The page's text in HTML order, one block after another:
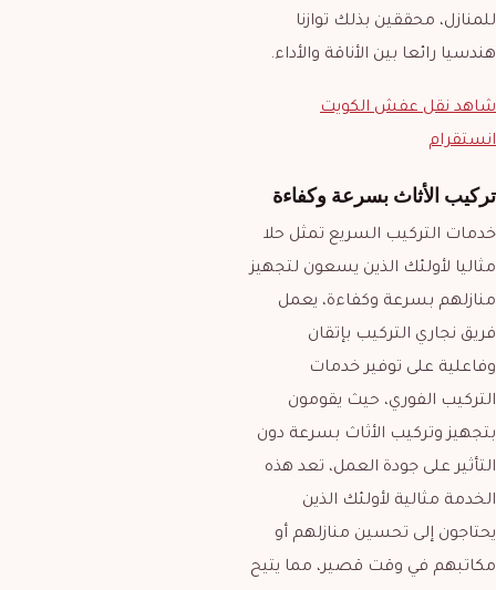
للمنازل، محققين بذلك توازنا
هندسيا رائعا بين الأناقة والأداء.
شاهد نقل عفش الكويت
انستقرام
تركيب الأثاث بسرعة وكفاءة
خدمات التركيب السريع تمثل حلا
مثاليا لأولئك الذين يسعون لتجهيز
منازلهم بسرعة وكفاءة، يعمل
فريق نجاري التركيب بإتقان
وفاعلية على توفير خدمات
التركيب الفوري، حيث يقومون
بتجهيز وتركيب الأثاث بسرعة دون
التأثير على جودة العمل، تعد هذه
الخدمة مثالية لأولئك الذين
يحتاجون إلى تحسين منازلهم أو
مكاتبهم في وقت قصير، مما يتيح